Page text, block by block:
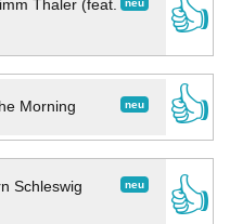
neu
Thaler (feat.
👍
neu
Morning
👍
neu
Schleswig
👍